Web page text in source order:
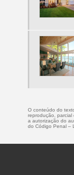
O conteúdo do
reprodução, parcial
a autorização do
do Código Penal –